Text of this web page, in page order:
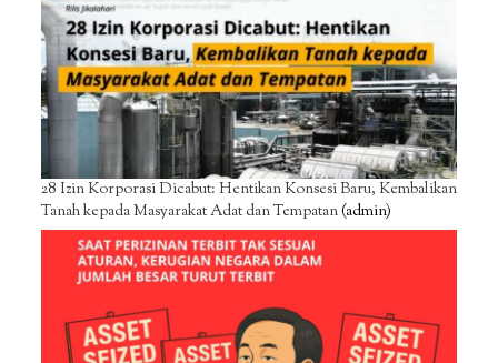
28 Izin Korporasi Dicabut: Hentikan Konsesi Baru, Kembalikan
Tanah kepada Masyarakat Adat dan Tempatan(admin)